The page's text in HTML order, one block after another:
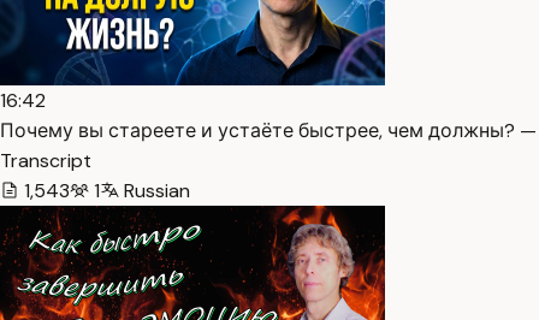
16:42
Почему вы стареете и устаёте быстрее, чем должны? —
Transcript
1,543
1 Russian